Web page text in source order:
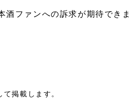
ファンへの訴求が期待できま
掲載します。